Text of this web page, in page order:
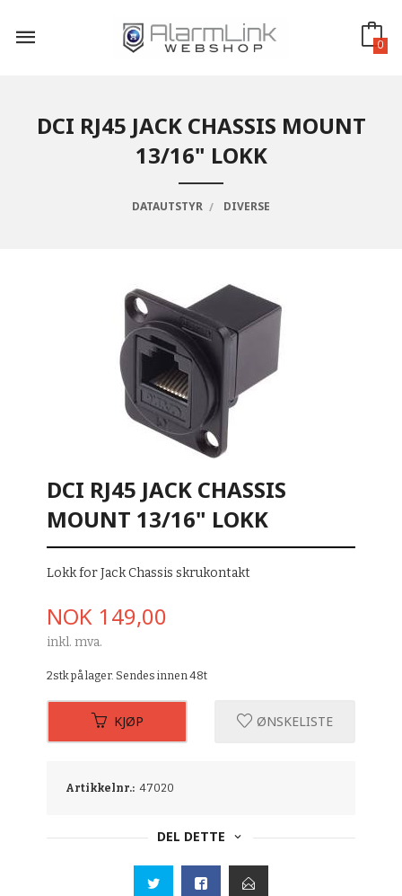
innholdet
0
DCI RJ45 JACK CHASSIS MOUNT
13/16" LOKK
DATAUTSTYR DIVERSE
DCI RJ45 JACK CHASSIS
MOUNT 13/16" LOKK
Lokk for Jack Chassis skrukontakt
Pris
NOK 149,00
inkl. mva.
2stk på lager. Sendes innen 48t
KJØP ØNSKELISTE
Artikkelnr.: 47020
DEL DETTE